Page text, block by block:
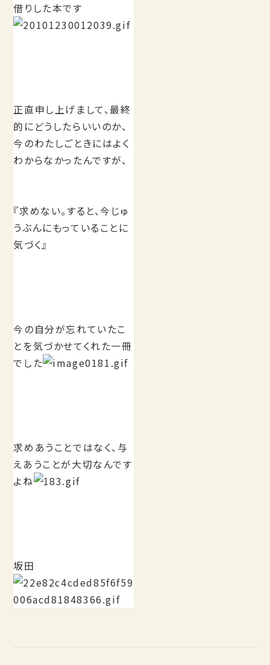
借りした本です
正直申し上げまして、最終
的にどうしたらいいのか、
今のわたしごときにはよく
わからなかったんですが、
『求めない。すると、今じゅ
うぶんにもっていることに
気づく』
今の自分が忘れていたこ
とを気づかせてくれた一冊
でした
求めあうことではなく、与
えあうことが大切なんです
よね
坂田